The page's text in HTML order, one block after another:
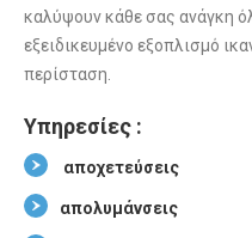
καλύψουν κάθε σας ανάγκη
εξειδικευμένο εξοπλισμό
περίσταση.
Υπηρεσίες :
αποχετεύσεις
απολυμάνσεις